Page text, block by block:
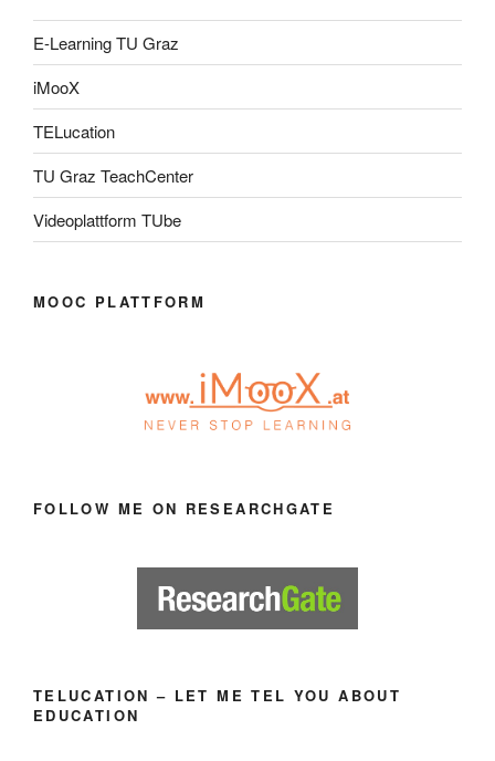
E-Learning TU Graz
iMooX
TELucation
TU Graz TeachCenter
Videoplattform TUbe
MOOC PLATTFORM
FOLLOW ME ON RESEARCHGATE
TELUCATION – LET ME TEL YOU ABOUT
EDUCATION